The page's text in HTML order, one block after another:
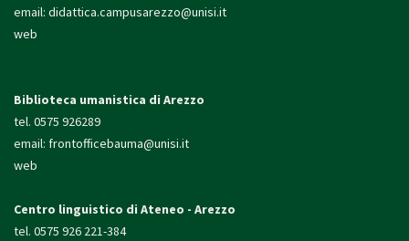
email: didattica.campusarezzo@unisi.it
web
Biblioteca umanistica di Arezzo
tel. 0575 926289
email: frontofficebauma@unisi.it
web
Centro linguistico di Ateneo - Arezzo
tel. 0575 926 221-384